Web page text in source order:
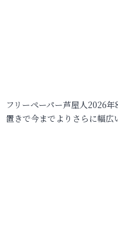
フリーペーパー芦屋人2026
置きで今までよりさらに幅